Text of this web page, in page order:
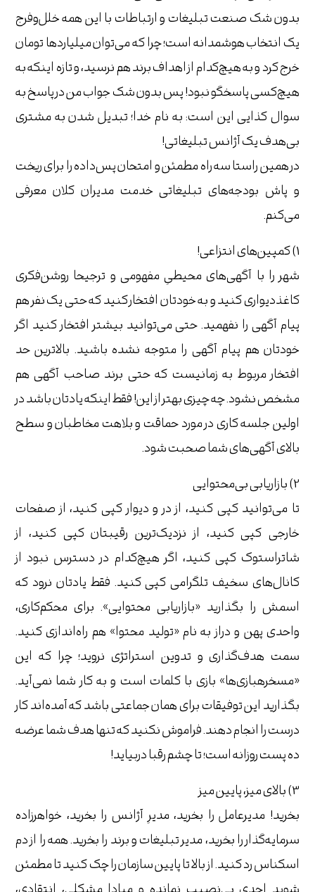
بدون شک صنعت تبلیغات و ارتباطات با این همه خلل‌و‌فرج
یک انتخاب هوشمدانه است؛ چرا که می‌توان میلیاردها تومان
خرج کرد و به هیچ‌کدام از اهداف برند هم نرسید، و تازه اینکه به
هیچ‌کسی پاسخگو نبود! پس بدون شک جواب من در پاسخ به
سوال کذایی این است: به نام خدا؛ تبدیل شدن به مشتری
بی‌هدف یک آژانس تبلیغاتی!
در همین راستا سه راه مطمئن و امتحان‌ پس‌داده را برای ریخت
و پاش بودجه‌های تبلیغاتی خدمت مدیران کلان معرفی
می‌کنم.
1) کمپین‌های انتزاعی!
شهر را با آگهی‌های محیطیِ مفهومی و ترجیحا روشن‌فکری
کاغذدیواری کنید و به خودتان افتخار کنید که حتی یک نفر هم
پیام آگهی را نفهمید. حتی می‌توانید بیشتر افتخار کنید اگر
خودتان هم پیام آگهی را متوجه نشده باشید. بالاترین حد
افتخار مربوط به زمانیست که حتی برند صاحب آگهی هم
مشخص نشود. چه چیزی بهتر از این! فقط اینکه یادتان باشد در
اولین جلسه کاری در مورد حماقت و بلاهت مخاطبان و سطح
بالای آگهی‌های شما صحبت شود.
2) بازاریابی بی‌محتوایی
تا می‌توانید کپی کنید، از در و دیوار کپی کنید، از صفحات
خارجی کپی کنید، از نزدیک‌ترین رقیبتان کپی کنید، از
شاتراستوک کپی کنید، اگر هیچ‌کدام در دسترس نبود از
کانال‌های سخیف تلگرامی کپی کنید. فقط یادتان نرود که
اسمش را بگذارید «بازاریابی محتوایی». برای محکم‌کاری،
واحدی پهن و دراز به نام «تولید محتوا» هم راه‌اندازی کنید.
سمت هدف‌گذاری و تدوین استراتژی نروید؛ چرا که این
«مسخره‎بازی‌ها» بازی با کلمات است و به کار شما نمی‌آید.
بگذارید این توفیقات برای همان جماعتی باشد که آمده‌اند کار
درست را انجام دهند. فراموش نکنید که تنها هدف شما عرضه
ده پست روزانه است؛ تا چشم رقبا دربیاید!
3) بالای میز، پایین میز
بخرید! مدیرعامل را بخرید، مدیرِ آژانس را بخرید، خواهرزاده
سرمایه‌گذار را بخرید، مدیر تبلیغات و برند را بخرید. همه را از دم
اسکناس رد کنید. از بالا تا پایین سازمان را چک کنید تا مطمئن